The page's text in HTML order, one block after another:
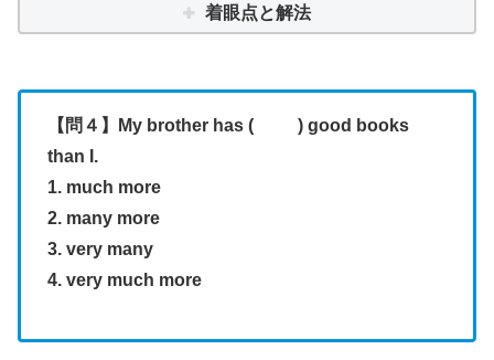
着眼点と解法
【問４】My brother has ( ) good books
than I.
1. much more
2. many more
3. very many
4. very much more